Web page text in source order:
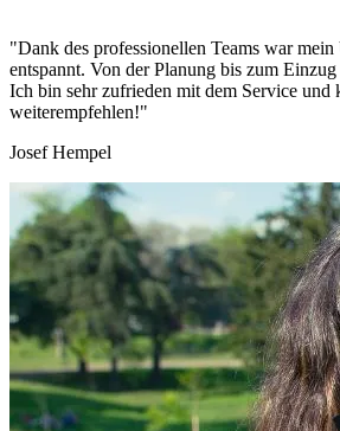
"Dank des professionellen Teams war
entspannt. Von der Planung bis zum
Ich bin sehr zufrieden mit dem Service und
weiterempfehlen!"
Josef Hempel